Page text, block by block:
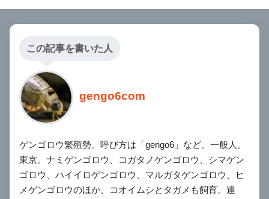
この記事を書いた人
gengo6com
ゲンゴロウ繁殖勢。呼び方は「gengo6」など。一般人。
東京。ナミゲンゴロウ、コガタノゲンゴロウ、シマゲン
ゴロウ、ハイイロゲンゴロウ、マルガタゲンゴロウ、ヒ
メゲンゴロウのほか、コオイムシとタガメも飼育。連